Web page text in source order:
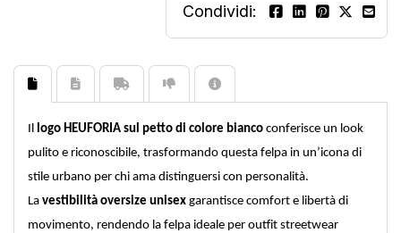
Condividi:
Il logo HEUFORIA sul petto di colore bianco conferisce un look
pulito e riconoscibile, trasformando questa felpa in un’icona di
stile urbano per chi ama distinguersi con personalità.
La vestibilità oversize unisex garantisce comfort e libertà di
movimento, rendendo la felpa ideale per outfit streetwear